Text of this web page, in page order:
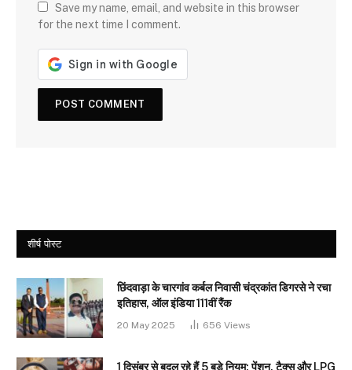
Save my name, email, and website in this browser
for the next time I comment.
शीर्ष पोस्ट
छिंदवाड़ा के चारगांव कर्बल निवासी चंद्रकांत डिगरसे ने रचा
इतिहास, ऑल इंडिया 111वीं रैंक
20 May 2025 656 Views
1 दिसंबर से बदल रहे हैं 5 बड़े नियम: पेंशन, टैक्स और LPG